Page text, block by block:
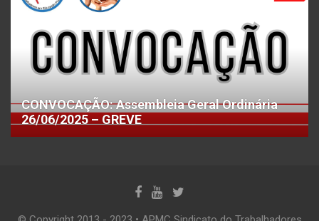
CONVOCAÇÃO: Assembleia Geral Ordinária
26/06/2025 – GREVE